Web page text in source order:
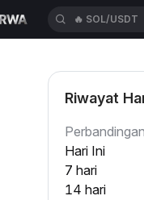
🔥 SOL/USDT
Riwayat
Hari Ini
7 hari
14 hari